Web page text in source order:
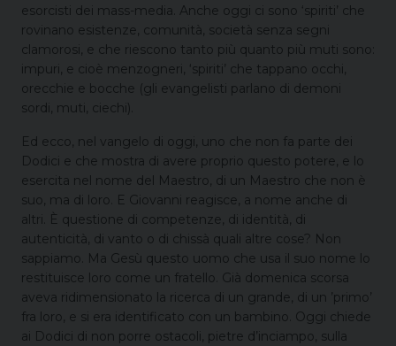
esorcisti dei mass-media. Anche oggi ci sono ‘spiriti’ che
rovinano esistenze, comunità, società senza segni
clamorosi, e che riescono tanto più quanto più muti sono:
impuri, e cioè menzogneri, ‘spiriti’ che tappano occhi,
orecchie e bocche (gli evangelisti parlano di demoni
sordi, muti, ciechi).
Ed ecco, nel vangelo di oggi, uno che non fa parte dei
Dodici e che mostra di avere proprio questo potere, e lo
esercita nel nome del Maestro, di un Maestro che non è
suo, ma di loro. E Giovanni reagisce, a nome anche di
altri. È questione di competenze, di identità, di
autenticità, di vanto o di chissà quali altre cose? Non
sappiamo. Ma Gesù questo uomo che usa il suo nome lo
restituisce loro come un fratello. Già domenica scorsa
aveva ridimensionato la ricerca di un grande, di un ’primo’
fra loro, e si era identificato con un bambino. Oggi chiede
ai Dodici di non porre ostacoli, pietre d’inciampo, sulla